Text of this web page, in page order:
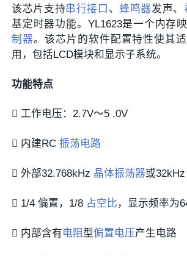
该芯片支持串行接口 、 蜂鸣器发声、
基定时器功能。YL1623是一个内存
制器。该芯片的软件配置特性使其
用，包括LCD模块和显示子系统。
功能特点
 工作电压：2.7V～5 .0V
 内建RC振荡电路
 外部32.768kHz 晶体振荡器或
 1/4 偏置，1/8 占空比 ，显示频率为
 内部含有电阻 型偏置电压产生电路